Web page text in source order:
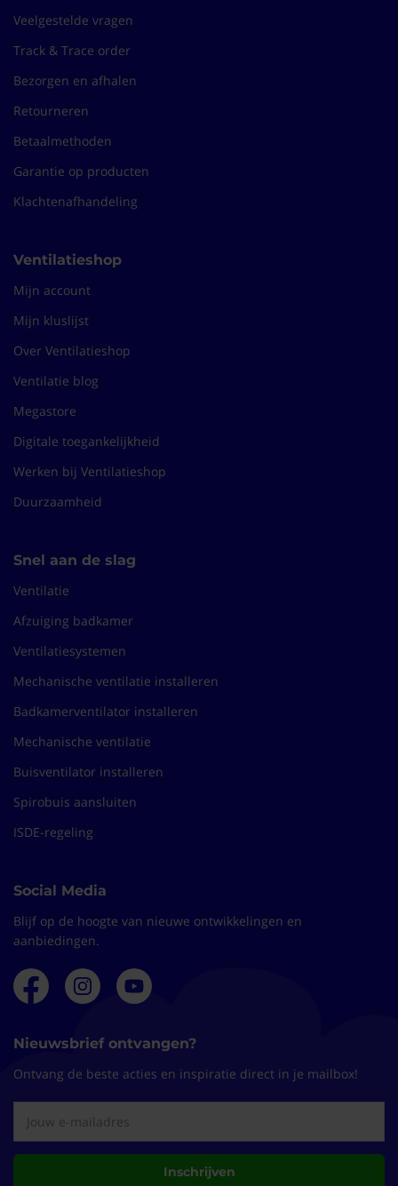
Veelgestelde vragen
Track & Trace order
Bezorgen en afhalen
Retourneren
Betaalmethoden
Garantie op producten
Klachtenafhandeling
Ventilatieshop
Mijn account
Mijn kluslijst
Over Ventilatieshop
Ventilatie blog
Megastore
Digitale toegankelijkheid
Werken bij Ventilatieshop
Duurzaamheid
Snel aan de slag
Ventilatie
Afzuiging badkamer
Ventilatiesystemen
Mechanische ventilatie installeren
Badkamerventilator installeren
Mechanische ventilatie
Buisventilator installeren
Spirobuis aansluiten
ISDE-regeling
Social Media
Blijf op de hoogte van nieuwe ontwikkelingen en
aanbiedingen.
Nieuwsbrief ontvangen?
Ontvang de beste acties en inspiratie direct in je mailbox!
Inschrijven